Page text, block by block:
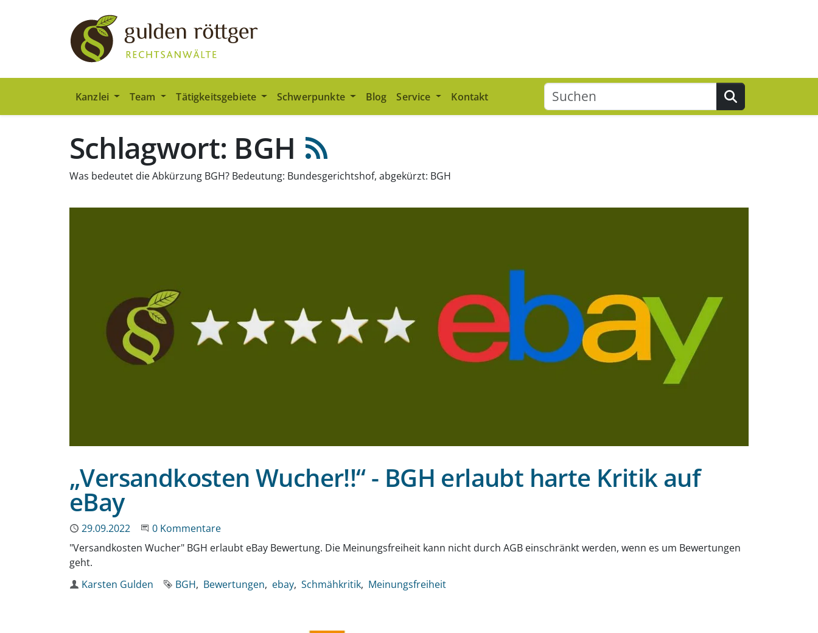
Kanzlei Team Tätigkeitsgebiete Schwerpunkte Blog Service Kontakt
Suchen
Schlagwort: BGH
Was bedeutet die Abkürzung BGH? Bedeutung: Bundesgerichtshof, abgekürzt: BGH
„Versandkosten Wucher!!“ - BGH erlaubt harte Kritik auf
eBay
Publiziert
29.09.2022 Beginne eine Unterhaltung
0 Kommentare
"Versandkosten Wucher" BGH erlaubt eBay Bewertung. Die Meinungsfreiheit kann nicht durch AGB einschränkt werden, wenn es um Bewertungen
geht.
Autor
Karsten Gulden Schlagworte
BGH Bewertungen ebay Schmähkritik Meinungsfreiheit